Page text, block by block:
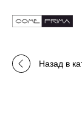
Назад в